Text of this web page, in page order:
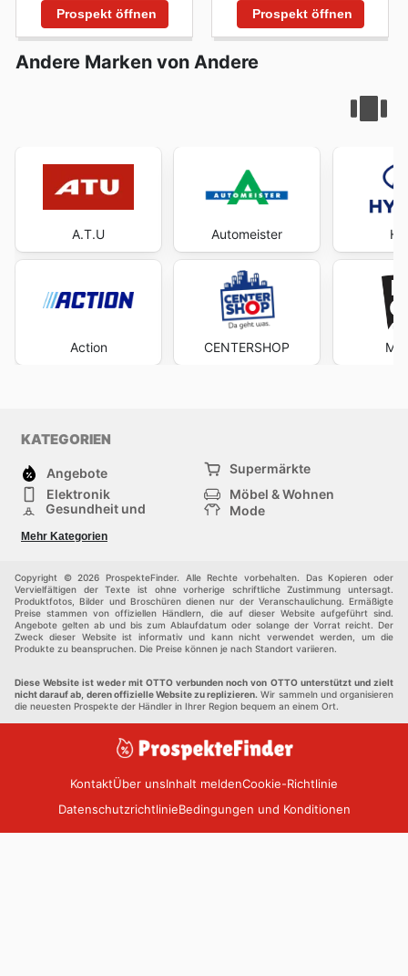
Prospekt öffnen Prospekt öffnen
Andere Marken von Andere
A.T.U
Action
Automeister
CENTERSHOP
KATEGORIEN
Angebote
Supermärkte
Elektronik
Möbel & Wohnen
Gesundheit und
Mode
Sportartikel und
Einkaufzentren
Andere
Mehr Kategorien
Copyright © 2026 ProspekteFinder. Alle Rechte vorbehalten. Das Kopieren oder
Vervielfältigen der Texte ist ohne vorherige schriftliche Zustimmung untersagt.
Produktfotos, Bilder und Broschüren dienen nur der Veranschaulichung. Ermäßigte
Preise stammen von offiziellen Händlern, die auf dieser Website aufgeführt sind.
Angebote gelten ab und bis zum Ablaufdatum oder solange der Vorrat reicht. Der
Zweck dieser Website ist informativ und kann nicht verwendet werden, um die
Produkte zu beanspruchen. Die Preise können je nach Standort variieren.
Diese Website ist weder mit OTTO verbunden noch von OTTO unterstützt und zielt
nicht darauf ab, deren offizielle Website zu replizieren. Wir sammeln und organisieren
die neuesten Prospekte der Händler in Ihrer Region bequem an einem Ort.
KontaktÜber unsInhalt meldenCookie-Richtlinie
DatenschutzrichtlinieBedingungen und Konditionen